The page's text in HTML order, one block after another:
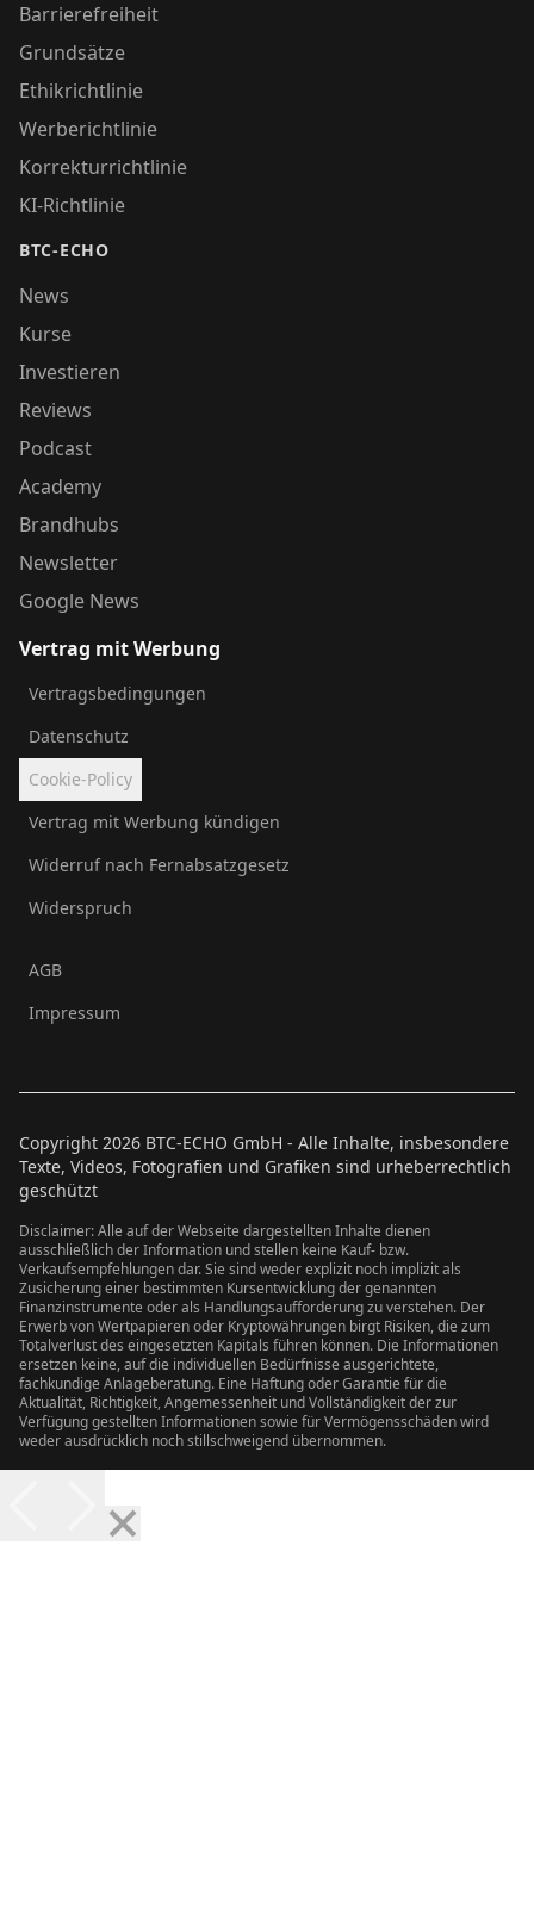
Barrierefreiheit
Grundsätze
Ethikrichtlinie
Werberichtlinie
Korrekturrichtlinie
KI-Richtlinie
BTC-ECHO
News
Kurse
Investieren
Reviews
Podcast
Academy
Brandhubs
Newsletter
Google News
Vertrag mit Werbung
Vertragsbedingungen
Datenschutz
Cookie-Policy
Vertrag mit Werbung kündigen
Widerruf nach Fernabsatzgesetz
Widerspruch
AGB
Impressum
Copyright 2026 BTC-ECHO GmbH - Alle Inhalte, insbesondere
Texte, Videos, Fotografien und Grafiken sind urheberrechtlich
geschützt
Disclaimer: Alle auf der Webseite dargestellten Inhalte dienen
ausschließlich der Information und stellen keine Kauf- bzw.
Verkaufsempfehlungen dar. Sie sind weder explizit noch implizit als
Zusicherung einer bestimmten Kursentwicklung der genannten
Finanzinstrumente oder als Handlungsaufforderung zu verstehen. Der
Erwerb von Wertpapieren oder Kryptowährungen birgt Risiken, die zum
Totalverlust des eingesetzten Kapitals führen können. Die Informationen
ersetzen keine, auf die individuellen Bedürfnisse ausgerichtete,
fachkundige Anlageberatung. Eine Haftung oder Garantie für die
Aktualität, Richtigkeit, Angemessenheit und Vollständigkeit der zur
Verfügung gestellten Informationen sowie für Vermögensschäden wird
weder ausdrücklich noch stillschweigend übernommen.